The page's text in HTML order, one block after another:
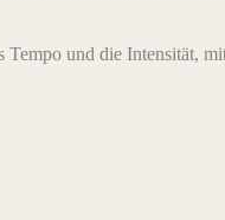
und die Intensität,